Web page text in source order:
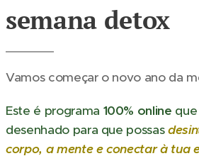
semana detox
Vamos começar o novo ano da
Este é programa 100% online
desenhado para que possas
corpo, a mente e conectar à tua